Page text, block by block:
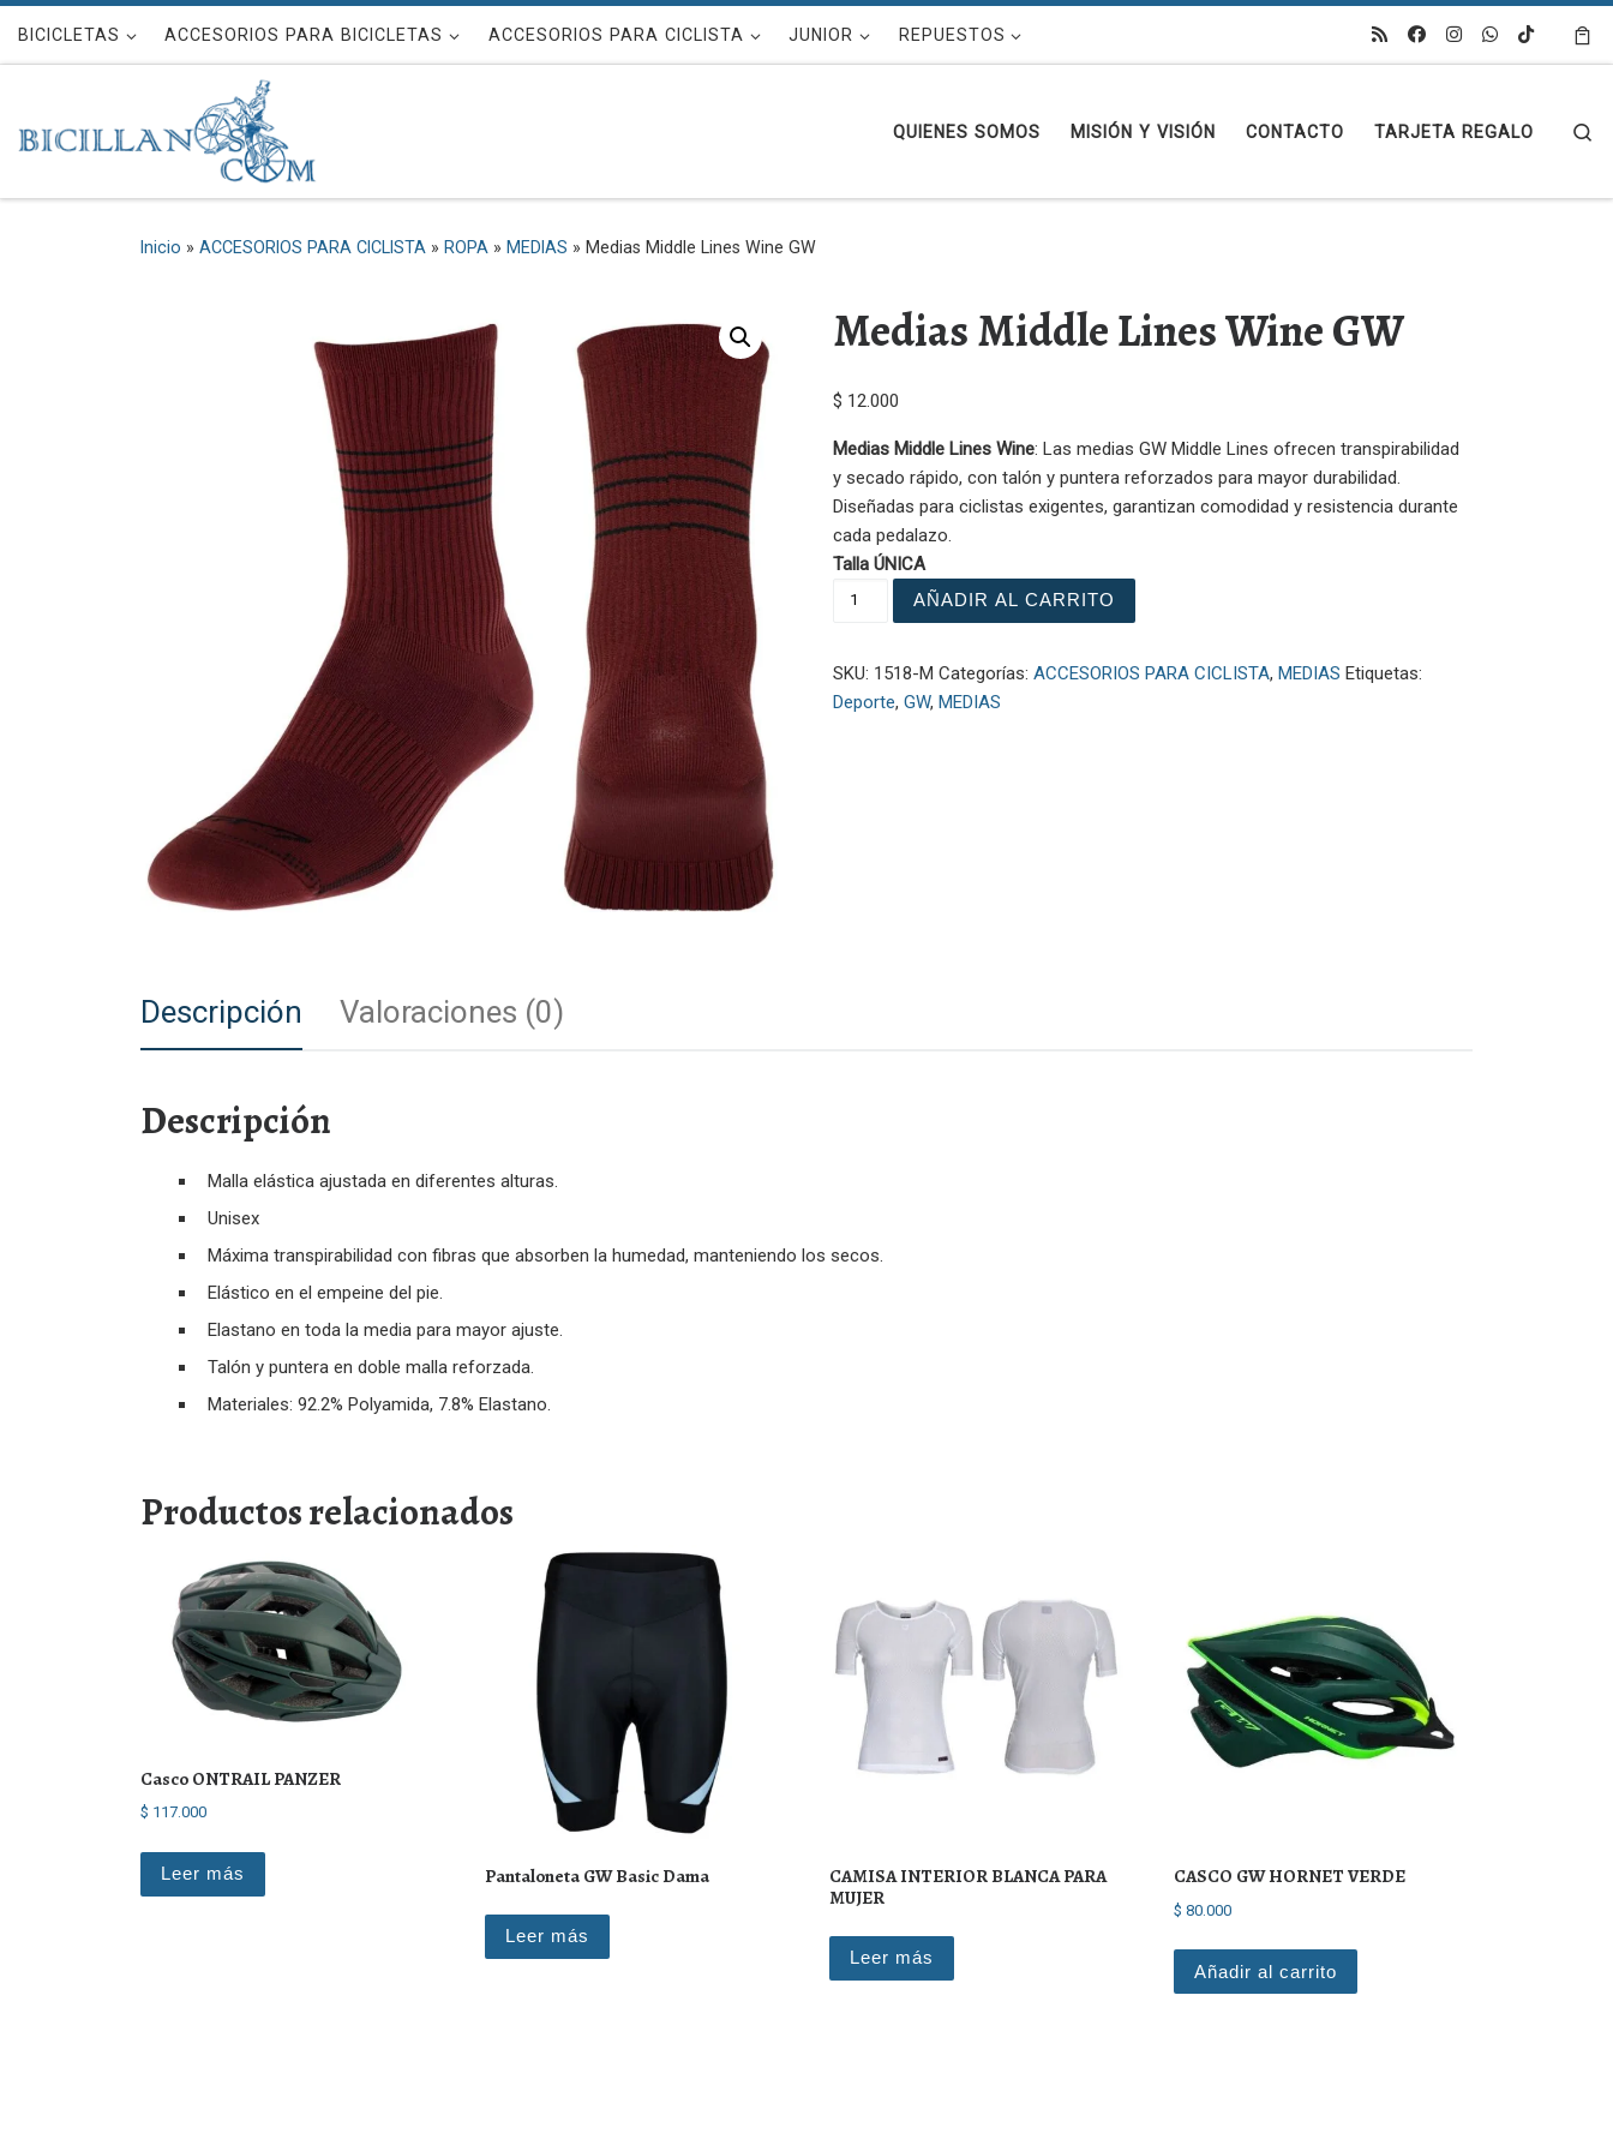
Saltar al contenido
BICICLETAS ACCESORIOS PARA BICICLETAS ACCESORIOS PARA CICLISTA JUNIOR REPUESTOS
QUIENES SOMOS MISIÓN Y VISIÓN CONTACTO TARJETA REGALO
Inicio » ACCESORIOS PARA CICLISTA » ROPA » MEDIAS » Medias Middle Lines Wine GW
Medias Middle Lines Wine GW
$ 12.000
Medias Middle Lines Wine: Las medias GW Middle Lines ofrecen transpirabilidad
y secado rápido, con talón y puntera reforzados para mayor durabilidad.
Diseñadas para ciclistas exigentes, garantizan comodidad y resistencia durante
cada pedalazo.
Talla ÚNICA
Medias Middle Lines Wine GW cantidad
AÑADIR AL CARRITO
SKU: 1518-M Categorías:ACCESORIOS PARA CICLISTA,MEDIAS Etiquetas:
Deporte,GW,MEDIAS
Descripción Valoraciones (0)
Descripción
Malla elástica ajustada en diferentes alturas.
Unisex
Máxima transpirabilidad con fibras que absorben la humedad, manteniendo los secos.
Elástico en el empeine del pie.
Elastano en toda la media para mayor ajuste.
Talón y puntera en doble malla reforzada.
Materiales: 92.2% Polyamida, 7.8% Elastano.
Productos relacionados
Casco ONTRAIL PANZER
$ 117.000
Leer más Pantaloneta GW Basic Dama
Leer más
CAMISA INTERIOR BLANCA PARA
MUJER
Leer más
CASCO GW HORNET VERDE
$ 80.000
Añadir al carrito